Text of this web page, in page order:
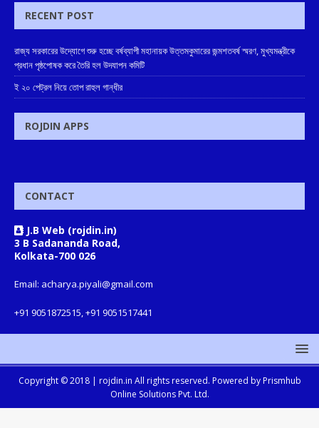
RECENT POST
রাজ্য সরকারের উদ্যোগে শুরু হচ্ছে বর্ষব্যাপী মহানায়ক উত্তমকুমারের জন্মশতবর্ষ স্মরণ, মুখ্যমন্ত্রীকে
প্রধান পৃষ্ঠপোষক করে তৈরি হল উদযাপন কমিটি
ই ২০ পেট্রল নিয়ে তোপ রাহুল গান্ধীর
ROJDIN APPS
CONTACT
J.B Web (rojdin.in)
3 B Sadananda Road,
Kolkata-700 026
Email: acharya.piyali@gmail.com
+91 9051872515, +91 9051517441
Copyright © 2018 | rojdin.in All rights reserved. Powered by Prismhub
Online Solutions Pvt. Ltd.